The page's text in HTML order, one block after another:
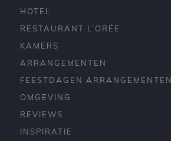
HOTEL
RESTAURANT L’ORÉE
KAMERS
ARRANGEMENTEN
FEESTDAGEN ARRANGEMENTEN
OMGEVING
REVIEWS
INSPIRATIE